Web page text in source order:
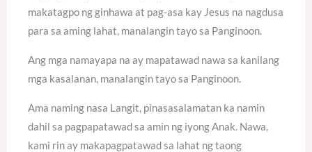
makatagpo ng ginhawa at pag-asa kay Jesus na nagdusa
para sa aming lahat, manalangin tayo sa Panginoon.
Ang mga namayapa na ay mapatawad nawa sa kanilang
mga kasalanan, manalangin tayo sa Panginoon.
Ama naming nasa Langit, pinasasalamatan ka namin
dahil sa pagpapatawad sa amin ng iyong Anak. Nawa,
kami rin ay makapagpatawad sa lahat ng taong